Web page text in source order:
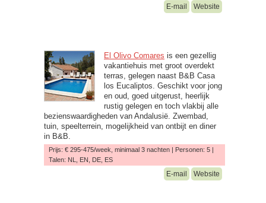
E-mail Website
El Olivo Comares is een gezellig
vakantiehuis met groot overdekt
terras, gelegen naast B&B Casa
los Eucaliptos. Geschikt voor jong
en oud, goed uitgerust, heerlijk
rustig gelegen en toch vlakbij alle
bezienswaardigheden van Andalusië. Zwembad,
tuin, speelterrein, mogelijkheid van ontbijt en diner
in B&B.
Prijs: € 295-475/week, minimaal 3 nachten | Personen: 5 |
Talen: NL, EN, DE, ES
E-mail Website